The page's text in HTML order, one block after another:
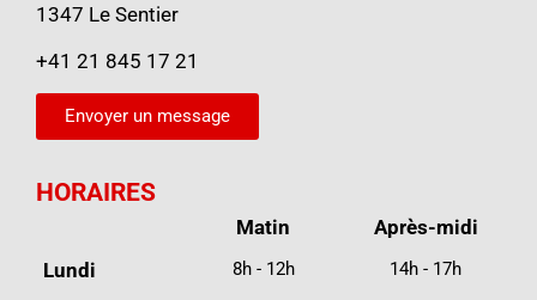
1347 Le Sentier
+41 21 845 17 21
Envoyer un message
HORAIRES
Matin
Après-midi
Lundi
8h - 12h 14h - 17h